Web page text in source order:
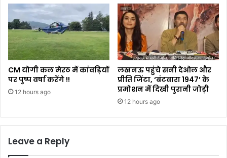
CM योगी कल मेरठ में कांवड़ियों
पर पुष्प वर्षा करेंगे !!
12 hours ago
लखनऊ पहुंचे सनी देओल और
प्रीति जिंटा, ‘बंटवारा 1947’ के
प्रमोशन में दिखी पुरानी जोड़ी
12 hours ago
Leave a Reply